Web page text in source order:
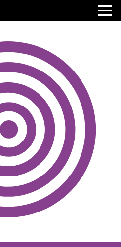
TYPE
ÉCOLE
TAILLE
ANNÉE DE NAISSANCE